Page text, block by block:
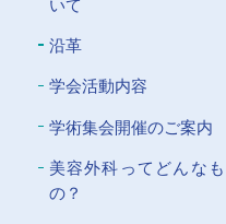
いて
沿革
学会活動内容
学術集会開催のご案内
美容外科ってどんなも
の？